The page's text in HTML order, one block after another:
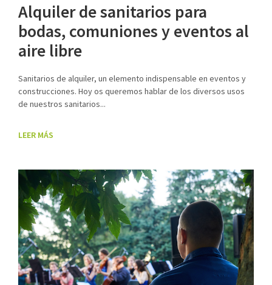
Alquiler de sanitarios para
bodas, comuniones y eventos al
aire libre
Sanitarios de alquiler, un elemento indispensable en eventos y
construcciones. Hoy os queremos hablar de los diversos usos
de nuestros sanitarios...
LEER MÁS